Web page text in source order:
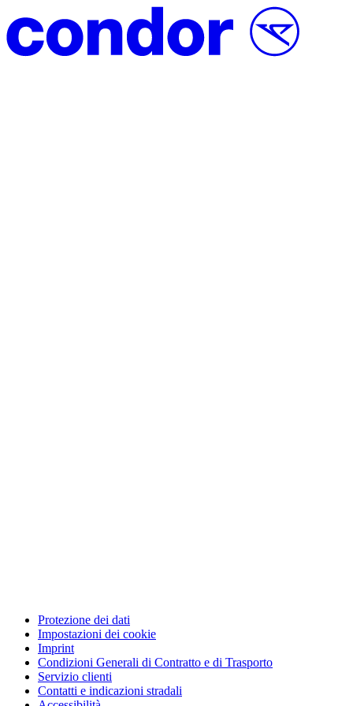
Protezione dei dati
Impostazioni dei cookie
Imprint
Condizioni Generali di Contratto e di Trasporto
Servizio clienti
Contatti e indicazioni stradali